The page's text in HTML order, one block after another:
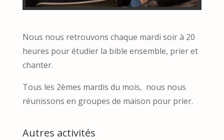
Nous nous retrouvons chaque mardi soir à 20
heures pour étudier la bible ensemble, prier et
chanter.
Tous les 2èmes mardis du mois, nous nous
réunissons en groupes de maison pour prier.
Autres activités